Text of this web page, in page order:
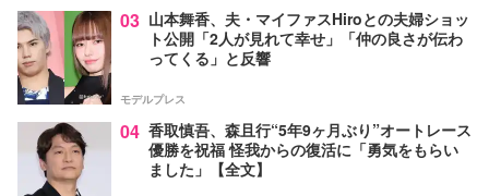
03 山本舞香、夫・マイファスHiroとの夫婦ショッ
ト公開「2人が見れて幸せ」「仲の良さが伝わ
ってくる」と反響
モデルプレス
04 香取慎吾、森且行“5年9ヶ月ぶり”オートレース
優勝を祝福 怪我からの復活に「勇気をもらい
ました」【全文】